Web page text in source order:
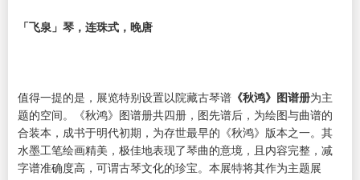
「飞泉」琴，连珠式，晚唐
值得一提的是，展览特别设置以院藏古琴谱 《秋鸿》图谱册为主
题的空间。《秋鸿》图谱册共四册，图先谱后，为绘图与曲谱的
合装本，成书于明代初期，为存世最早的《秋鸿》版本之一。其
水墨工笔绘画精美，极佳地表现了琴曲的意境，且内容完整，减
字谱准确度高，可谓古琴文化的珍宝。本展特将其作为主题展